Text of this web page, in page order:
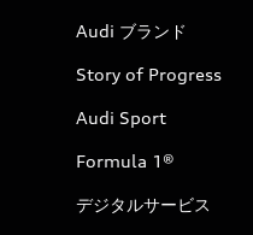
Audi ブランド
Story of Progress
Audi Sport
Formula 1®
デジタルサービス